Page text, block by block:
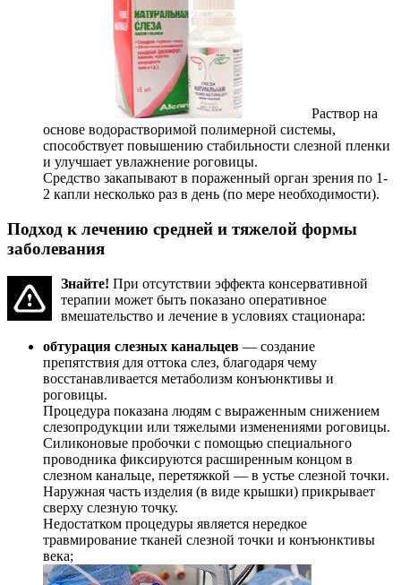
Раствор на
основе водорастворимой полимерной системы,
способствует повышению стабильности слезной пленки
и улучшает увлажнение роговицы.
Средство закапывают в пораженный орган зрения по 1-
2 капли несколько раз в день (по мере необходимости).
Подход к лечению средней и тяжелой формы
заболевания
Знайте! При отсутствии эффекта консервативной
терапии может быть показано оперативное
вмешательство и лечение в условиях стационара:
обтурация слезных канальцев — создание
препятствия для оттока слез, благодаря чему
восстанавливается метаболизм конъюнктивы и
роговицы.
Процедура показана людям с выраженным снижением
слезопродукции или тяжелыми изменениями роговицы.
Силиконовые пробочки с помощью специального
проводника фиксируются расширенным концом в
слезном канальце, перетяжкой — в устье слезной точки.
Наружная часть изделия (в виде крышки) прикрывает
сверху слезную точку.
Недостатком процедуры является нередкое
травмирование тканей слезной точки и конъюнктивы
века;